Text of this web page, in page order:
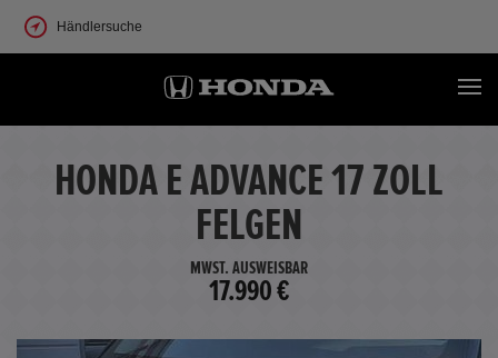
Händlersuche
HONDA E ADVANCE 17 ZOLL
FELGEN
MWST. AUSWEISBAR
17.990 €